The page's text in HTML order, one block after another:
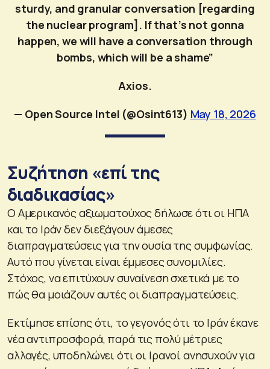
sturdy, and granular conversation [regarding
the nuclear program]. If that’s not gonna
happen, we will have a conversation through
bombs, which will be a shame”
Axios.
— Open Source Intel (@Osint613) May 18, 2026
Συζήτηση «επί της
διαδικασίας»
Ο Αμερικανός αξιωματούχος δήλωσε ότι οι ΗΠΑ
και το Ιράν δεν διεξάγουν άμεσες
διαπραγματεύσεις για την ουσία της συμφωνίας.
Αυτό που γίνεται είναι έμμεσες συνομιλίες.
Στόχος, να επιτύχουν συναίνεση σχετικά με το
πώς θα μοιάζουν αυτές οι διαπραγματεύσεις.
Εκτίμησε επίσης ότι, το γεγονός ότι το Ιράν έκανε
νέα αντιπροσφορά, παρά τις πολύ μέτριες
αλλαγές, υποδηλώνει ότι οι Ιρανοί ανησυχούν για